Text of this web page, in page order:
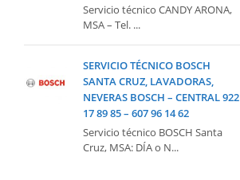
Servicio técnico CANDY ARONA,
MSA – Tel. ...
SERVICIO TÉCNICO BOSCH
SANTA CRUZ, LAVADORAS,
NEVERAS BOSCH – CENTRAL 922
17 89 85 – 607 96 14 62
Servicio técnico BOSCH Santa
Cruz, MSA: DÍA o N...